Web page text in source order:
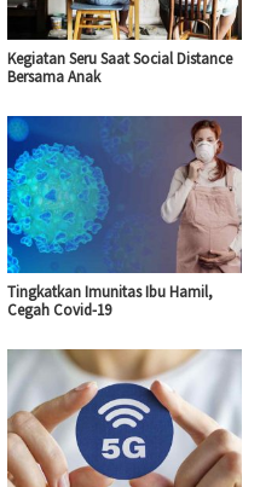
Kegiatan Seru Saat Social Distance
Bersama Anak
Tingkatkan Imunitas Ibu Hamil,
Cegah Covid-19